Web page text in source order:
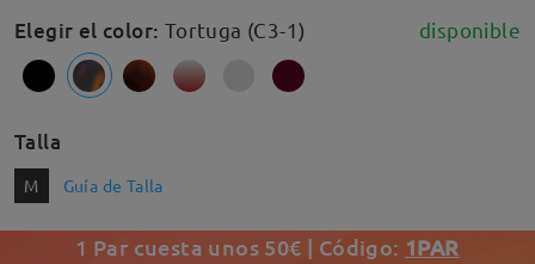
Elegir el color: Tortuga (C3-1) disponible
Talla
M Guía de Talla
1 Par cuesta unos 50€ | Código: 1PAR